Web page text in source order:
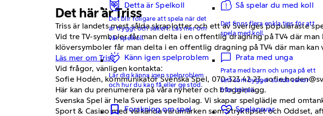
Detta är Spelkoll
Det blir roligare att spela när det
är tryggt och säkert. Läs mer om
vår spelkoll.
Så spelar du med koll
Det finns flera enkla tips för att
spela med koll.
Känn igen spelproblem
Lär dig känna igen spelproblem
och hur du kan få eller ge stöd.
Prata med unga
Prata med barn och unga på ett
sätt som bygger sunda vanor
från början.
Forskning om spel Spelansvar
Det här är Triss
Triss är landets mest sålda skraplotter och ett av Sveriges populäraste
Vid tre TV-symboler får man delta i en offentlig dragning på TV4 där
klöversymboler får man delta i en offentlig dragning på TV4 där man
Läs mer om Triss
Vid frågor, vänligen kontakta:
Sofie Hodén, kommunikatör Svenska Spel, 070-323 42 23,
Här kan du prenumerera på våra nyheter och blogginlägg.
Svenska Spel är hela Sveriges spelbolag. Vi skapar spelglädje med
Sport & Casino med välkända varumärken som Stryktipset och Oddset,